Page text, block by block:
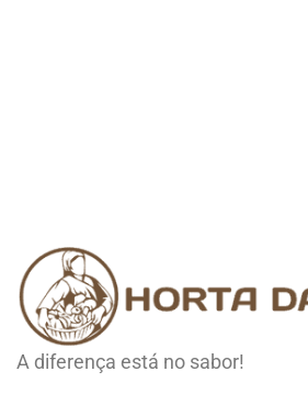
A diferença está no sabor!